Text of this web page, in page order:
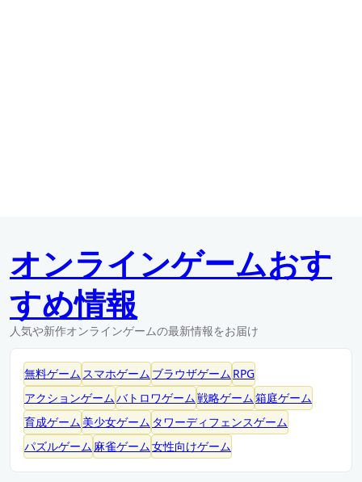
オンラインゲームおす
すめ情報
人気や新作オンラインゲームの最新情報をお届け
無料ゲーム スマホゲーム ブラウザゲーム RPG
アクションゲームバトロワゲーム戦略ゲーム箱庭ゲーム
育成ゲーム 美少女ゲーム タワーディフェンスゲーム
パズルゲーム 麻雀ゲーム女性向けゲーム